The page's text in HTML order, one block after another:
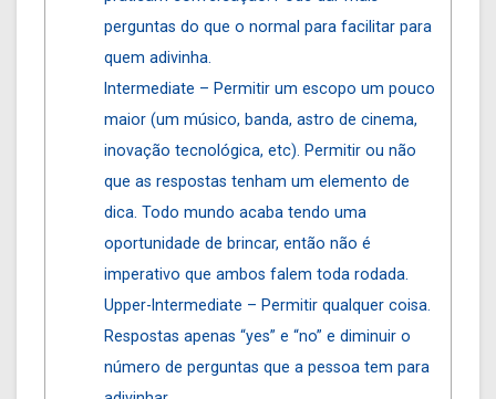
perguntas do que o normal para facilitar para
quem adivinha.
Intermediate – Permitir um escopo um pouco
maior (um músico, banda, astro de cinema,
inovação tecnológica, etc). Permitir ou não
que as respostas tenham um elemento de
dica. Todo mundo acaba tendo uma
oportunidade de brincar, então não é
imperativo que ambos falem toda rodada.
Upper-Intermediate – Permitir qualquer coisa.
Respostas apenas “yes” e “no” e diminuir o
número de perguntas que a pessoa tem para